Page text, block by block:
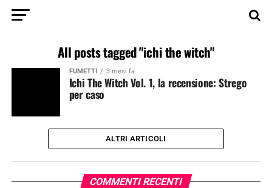
All posts tagged "ichi the witch"
FUMETTI 3 mesi fa
Ichi The Witch Vol. 1, la recensione: Strego
per caso
ALTRI ARTICOLI
COMMENTI RECENTI